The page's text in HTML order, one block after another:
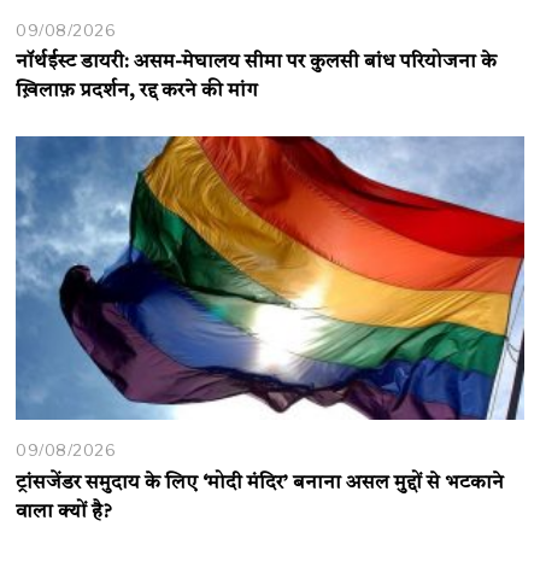
09/08/2026
नॉर्थईस्ट डायरी: असम-मेघालय सीमा पर कुलसी बांध परियोजना के
ख़िलाफ़ प्रदर्शन, रद्द करने की मांग
09/08/2026
ट्रांसजेंडर समुदाय के लिए ‘मोदी मंदिर’ बनाना असल मुद्दों से भटकाने
वाला क्यों है?